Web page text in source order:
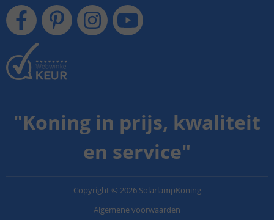
"Koning in prijs, kwaliteit
en service"
Copyright © 2026 SolarlampKoning
Algemene voorwaarden